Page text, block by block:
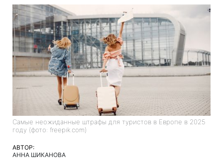
Самые неожиданные штрафы для туристов в Европе в 2025
году (фото: freepik.com)
АВТОР:
АННА ШИКАНОВА